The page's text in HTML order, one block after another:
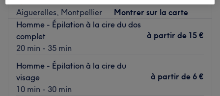
Aiguerelles, Montpellier
Montrer sur la carte
Homme - Épilation à la cire du dos
complet
20 min - 35 min
à partir de 15 €
Homme - Épilation à la cire du
visage
10 min - 30 min
à partir de 6 €